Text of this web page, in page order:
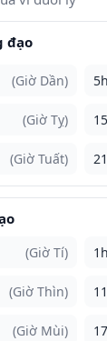
đạo
(Giờ Dần)
(Giờ Tỵ)
(Giờ Tuất)
(Giờ Tí)
(Giờ Thìn)
(Giờ Mùi)